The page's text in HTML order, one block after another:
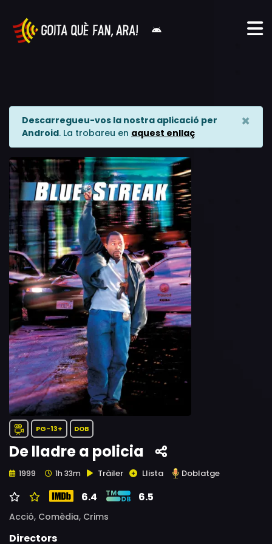
Descarregueu-vos la nostra aplicació per
Android. La trobareu en aquest enllaç
×
PG-13+ DOB
De lladre a policia
1999 1h 33m Tràiler Llista Doblatge
6.4 6.5
Acció, Comèdia, Crims
Directors